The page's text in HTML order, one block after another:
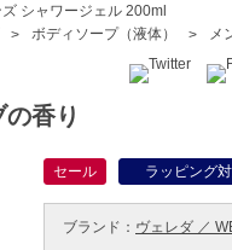
ズ シャワージェル 200ml
ボディソープ（液体） メ
香り
セール ラッピング
ブランド： ヴェレダ ／